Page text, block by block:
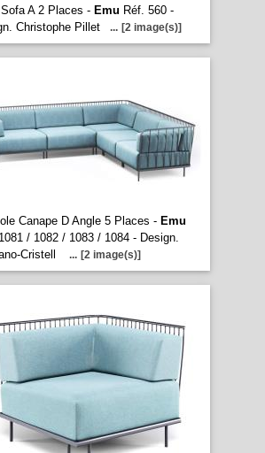
A 2 Places - Emu Réf. 560 -
Christophe Pillet
... [2 image(s)]
Canape D Angle 5 Places - Emu
/ 1082 / 1083 / 1084 - Design.
Cristell
... [2 image(s)]